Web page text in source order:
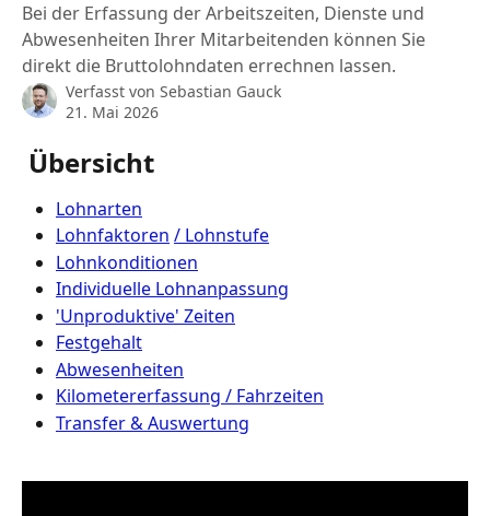
Bei der Erfassung der Arbeitszeiten, Dienste und
Abwesenheiten Ihrer Mitarbeitenden können Sie
direkt die Bruttolohndaten errechnen lassen.
Verfasst von Sebastian Gauck
21. Mai 2026
Übersicht
Lohnarten
Lohnfaktoren / Lohnstufe
Lohnkonditionen
Individuelle Lohnanpassung
'Unproduktive' Zeiten
Festgehalt
Abwesenheiten
Kilometererfassung / Fahrzeiten
Transfer & Auswertung